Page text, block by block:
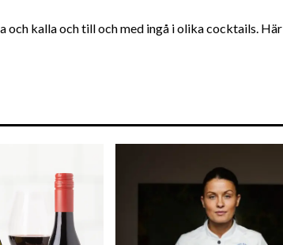
och kalla och till och med ingå i olika cocktails. Här